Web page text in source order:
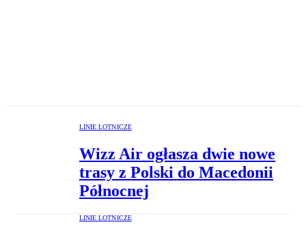
LINIE LOTNICZE
Wizz Air ogłasza dwie nowe
trasy z Polski do Macedonii
Północnej
LINIE LOTNICZE